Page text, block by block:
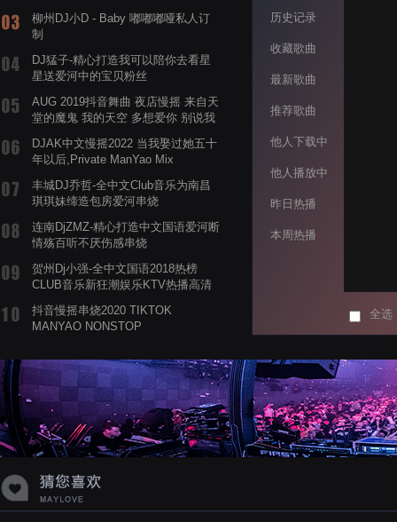
柳州DJ小D - Baby 嘟嘟嘟哑私人订
制
DJ猛子-精心打造我可以陪你去看星
星送爱河中的宝贝粉丝
AUG 2019抖音舞曲 夜店慢摇 来自天
堂的魔鬼 我的天空 多想爱你 别说我
DJAK中文慢摇2022 当我娶过她五十
年以后,Private ManYao Mix
丰城DJ乔哲-全中文Club音乐为南昌
琪琪妹缔造包房爱河串烧
连南DjZMZ-精心打造中文国语爱河断
情殇百听不厌伤感串烧
贺州Dj小强-全中文国语2018热榜
CLUB音乐新狂潮娱乐KTV热播高清
抖音慢摇串烧2020 TIKTOK
MANYAO NONSTOP
蝉爸爸妈妈爱存在夏天的风是想你的
声音啊
历史记录
收藏歌曲
最新歌曲
推荐歌曲
他人下载中
他人播放中
昨日热播
本周热播
全选